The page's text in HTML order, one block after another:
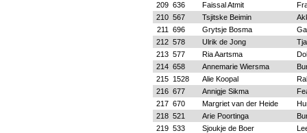
209 636 Faissal Atmit
210 567 Tsjitske Beimin
211
696 Grytsje Bosma
212 578 Ulrik de Jong
213 577 Ria Aartsma
214 658 Annemarie Wiersma
215 1528 Alie Koopal
216 677 Annigje Sikma
217 670 Margriet van der Heide
218 521 Arie Poortinga
219 533 Sjoukje de Boer